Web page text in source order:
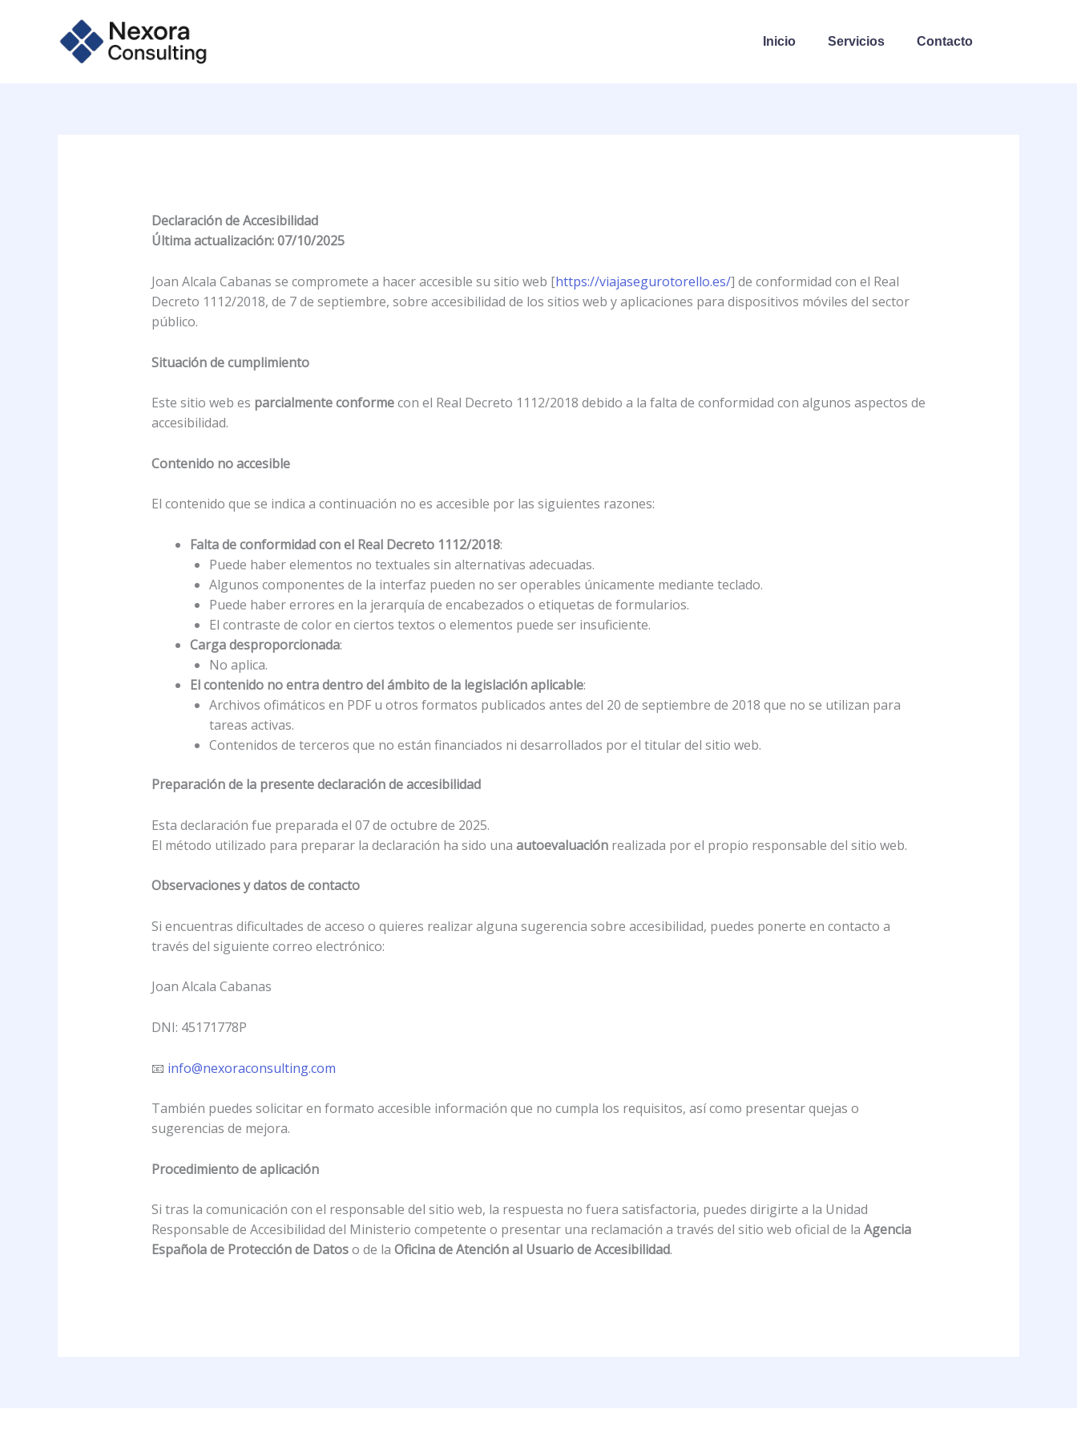
Inicio Servicios Contacto
Declaración de Accesibilidad
Última actualización: 07/10/2025
Joan Alcala Cabanas se compromete a hacer accesible su sitio web [https://viajasegurotorello.es/] de conformidad con el Real
Decreto 1112/2018, de 7 de septiembre, sobre accesibilidad de los sitios web y aplicaciones para dispositivos móviles del sector
público.
Situación de cumplimiento
Este sitio web es parcialmente conformecon el Real Decreto 1112/2018 debido a la falta de conformidad con algunos aspectos de
accesibilidad.
Contenido no accesible
El contenido que se indica a continuación no es accesible por las siguientes razones:
Falta de conformidad con el Real Decreto 1112/2018:
Puede haber elementos no textuales sin alternativas adecuadas.
Algunos componentes de la interfaz pueden no ser operables únicamente mediante teclado.
Puede haber errores en la jerarquía de encabezados o etiquetas de formularios.
El contraste de color en ciertos textos o elementos puede ser insuficiente.
Carga desproporcionada:
No aplica.
El contenido no entra dentro del ámbito de la legislación aplicable:
Archivos ofimáticos en PDF u otros formatos publicados antes del 20 de septiembre de 2018 que no se utilizan para
tareas activas.
Contenidos de terceros que no están financiados ni desarrollados por el titular del sitio web.
Preparación de la presente declaración de accesibilidad
Esta declaración fue preparada el 07 de octubre de 2025.
El método utilizado para preparar la declaración ha sido una autoevaluaciónrealizada por el propio responsable del sitio web.
Observaciones y datos de contacto
Si encuentras dificultades de acceso o quieres realizar alguna sugerencia sobre accesibilidad, puedes ponerte en contacto a
través del siguiente correo electrónico:
Joan Alcala Cabanas
DNI: 45171778P
📧 info@nexoraconsulting.com
También puedes solicitar en formato accesible información que no cumpla los requisitos, así como presentar quejas o
sugerencias de mejora.
Procedimiento de aplicación
Si tras la comunicación con el responsable del sitio web, la respuesta no fuera satisfactoria, puedes dirigirte a la Unidad
Responsable de Accesibilidad del Ministerio competente o presentar una reclamación a través del sitio web oficial de la Agencia
Española de Protección de Datoso de la Oficina de Atención al Usuario de Accesibilidad.